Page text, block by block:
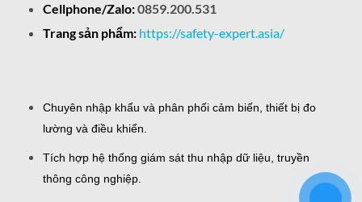
Cellphone/Zalo:0859.200.531
Trang sản phẩm: https://safety-expert.asia/
Chuyên nhập khẩu và phân phối cảm biến, thiết bị đo
lường và điều khiển.
Tích hợp hệ thống giám sát thu nhập dữ liệu, truyền
thông công nghiệp.